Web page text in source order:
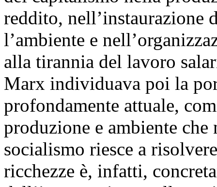
reddito, nell’instaurazione
l’ambiente e
alla tirannia del lavoro
Marx individuava poi la
profondamente attuale,
produzione e ambiente che
socialismo riesce a
ricchezze è, infatti,